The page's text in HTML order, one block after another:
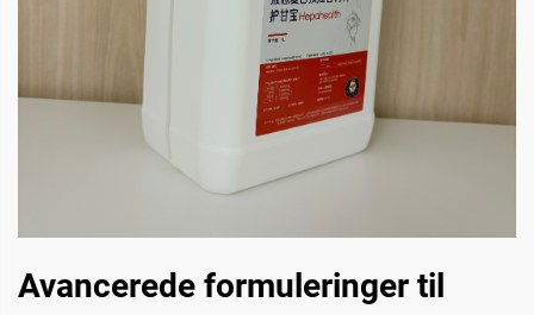
Avancerede formuleringer til